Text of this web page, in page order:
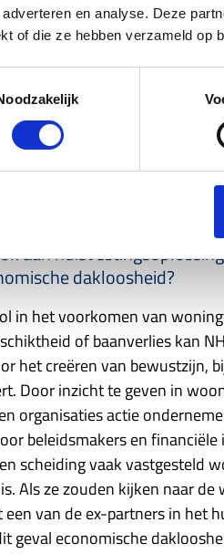
adverteren en analyse. Deze
of die ze hebben verzameld op
het projectRoom For Change,
daklozen. Hoewel dit een
hebben we geprobeerd
de daklozen die in de hotels
koppelen aan hun
partijen, maar het
aan
dakloosheid?
in het voorkomen van
of baanverlies kan
het creëren van bewustzijn,
Door inzicht te geven in
organisaties actie
beleidsmakers en
scheiding vaak vastgesteld
Als ze zouden kijken naar
van de ex-partners in het
geval economische